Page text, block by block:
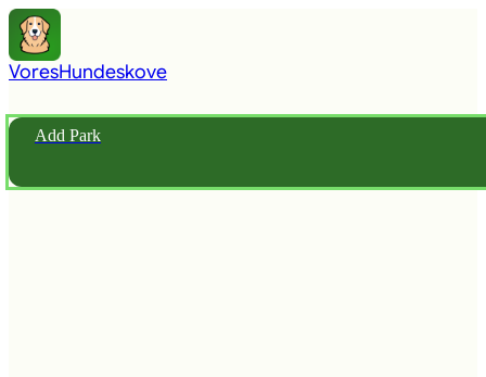
VoresHundeskove
Add Park